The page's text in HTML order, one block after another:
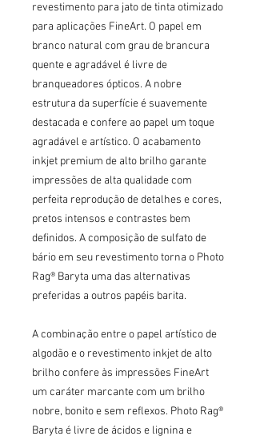
revestimento para jato de tinta otimizado
para aplicações FineArt. O papel em
branco natural com grau de brancura
quente e agradável é livre de
branqueadores ópticos. A nobre
estrutura da superfície é suavemente
destacada e confere ao papel um toque
agradável e artístico. O acabamento
inkjet premium de alto brilho garante
impressões de alta qualidade com
perfeita reprodução de detalhes e cores,
pretos intensos e contrastes bem
definidos. A composição de sulfato de
bário em seu revestimento torna o Photo
Rag® Baryta uma das alternativas
preferidas a outros papéis barita.
A combinação entre o papel artístico de
algodão e o revestimento inkjet de alto
brilho confere às impressões FineArt
um caráter marcante com um brilho
nobre, bonito e sem reflexos. Photo Rag®
Baryta é livre de ácidos e lignina e